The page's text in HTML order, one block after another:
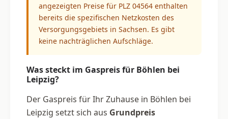
angezeigten Preise für PLZ 04564 enthalten
bereits die spezifischen Netzkosten des
Versorgungsgebiets in Sachsen. Es gibt
keine nachträglichen Aufschläge.
Was steckt im Gaspreis für Böhlen bei
Leipzig?
Der Gaspreis für Ihr Zuhause in Böhlen bei
Leipzig setzt sich aus Grundpreis